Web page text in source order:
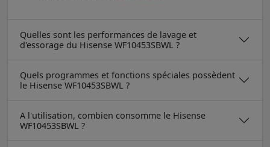
Quelles sont les performances de lavage et
d'essorage du Hisense WF10453SBWL ?
Quels programmes et fonctions spéciales possèdent
le Hisense WF10453SBWL ?
A l'utilisation, combien consomme le Hisense
WF10453SBWL ?